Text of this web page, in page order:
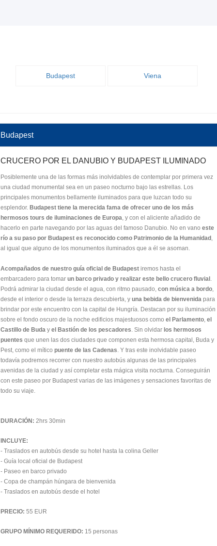
Budapest Viena
Budapest
CRUCERO POR EL DANUBIO Y BUDAPEST ILUMINADO
Posiblemente una de las formas más inolvidables de contemplar por primera vez
una ciudad monumental sea en un paseo nocturno bajo las estrellas. Los
principales monumentos bellamente iluminados para que luzcan todo su
esplendor. Budapest tiene la merecida fama de ofrecer uno de los más
hermosos tours de iluminaciones de Europa , y con el aliciente añadido de
hacerlo en parte navegando por las aguas del famoso Danubio. No en vano este
río a su paso por Budapest es reconocido como Patrimonio de la Humanidad
al igual que alguno de los monumentos iluminados que a él se asoman.
Acompañados de nuestro guía oficial de Budapest iremos hasta el
embarcadero para tomar un barco privado y realizar este bello crucero fluvial
Podrá admirar la ciudad desde el agua, con ritmo pausado, con música a bordo
desde el interior o desde la terraza descubierta, y una bebida de bienvenida para
brindar por este encuentro con la capital de Hungría. Destacan por su iluminación
sobre el fondo oscuro de la noche edificios majestuosos como el Parlamento el
Castillo de Buda y el Bastión de los pescadores . Sin olvidar los hermosos
puentes que unen las dos ciudades que componen esta hermosa capital, Buda y
Pest, como el mítico puente de las Cadenas . Y tras este inolvidable paseo
todavía podremos recorrer con nuestro autobús algunas de las principales
avenidas de la ciudad y así completar esta mágica visita nocturna. Conseguirán
con este paseo por Budapest varias de las imágenes y sensaciones favoritas de
todo su viaje.
DURACIÓN: 2hrs 30min
INCLUYE:
- Traslados en autobús desde su hotel hasta la colina Geller
- Guía local oficial de Budapest
- Paseo en barco privado
- Copa de champán húngara de bienvenida
- Traslados en autobús desde el hotel
PRECIO: 55 EUR
GRUPO MÍNIMO REQUERIDO: 15 personas